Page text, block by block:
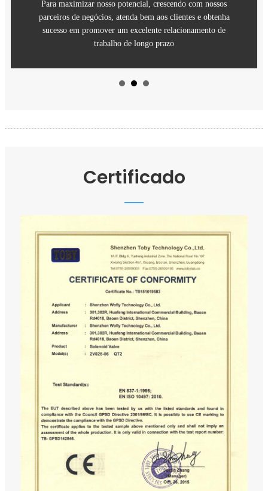
Para maximizar nosso potencial, crescendo com nossos
parceiros de negócios, atenda bem aos clientes e obtenha
sucesso em promover um excelente relacionamento de
trabalho de longo prazo
Certificado